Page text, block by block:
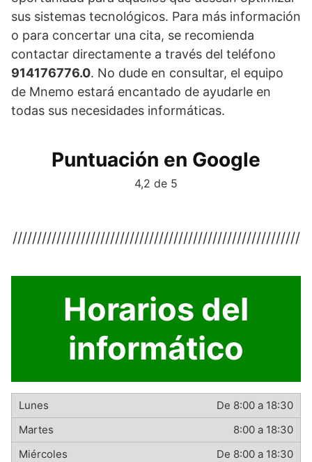
sus sistemas tecnológicos. Para más información
o para concertar una cita, se recomienda
contactar directamente a través del teléfono
914176776.0. No dude en consultar, el equipo
de Mnemo estará encantado de ayudarle en
todas sus necesidades informáticas.
Puntuación en Google
4,2 de 5
///////////////////////////////////////////////////////////
Horarios del
informático
De 8:00 a 18:30
8:00 a 18:30
De 8:00 a 18:30